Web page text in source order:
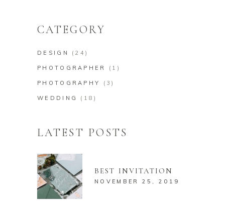
CATEGORY
DESIGN (24)
PHOTOGRAPHER (1)
PHOTOGRAPHY (3)
WEDDING (18)
LATEST POSTS
BEST INVITATION
NOVEMBER 25, 2019